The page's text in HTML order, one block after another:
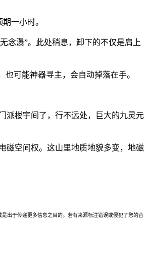
一小时。
念瀑”。此处稍息，卸下的不仅是肩上
可能神器寻主，会自动掉落在手。
派楼宇间了，行不远处，巨大的九灵元
磁空间权。这山里地质地貌多变，地磁
出于传递更多信息之目的。若有来源标注错误或侵犯了您的合